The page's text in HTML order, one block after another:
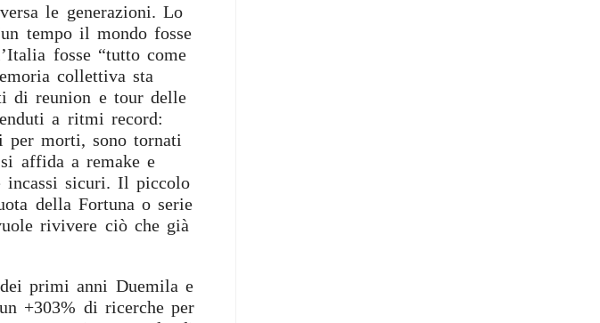
le generazioni. Lo
tempo il mondo fosse
fosse “tutto come
collettiva sta
di reunion e tour delle
a ritmi record:
morti, sono tornati
affida a remake e
incassi sicuri. Il piccolo
della Fortuna o serie
rivivere ciò che già
primi anni Duemila e
+303% di ricerche per